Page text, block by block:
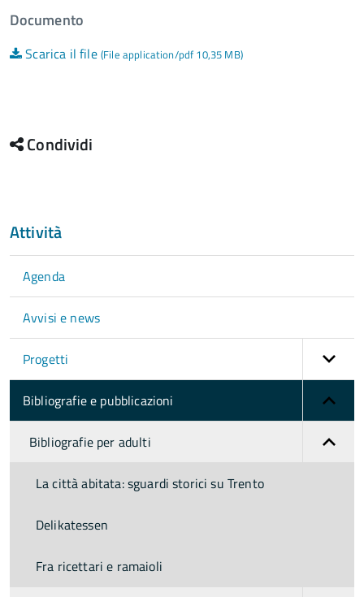
Documento
Scarica il file (File application/pdf 10,35 MB)
Condividi
Attività
Agenda
Avvisi e news
Progetti
Bibliografie e pubblicazioni
Bibliografie per adulti
La città abitata: sguardi storici su Trento
Delikatessen
Fra ricettari e ramaioli